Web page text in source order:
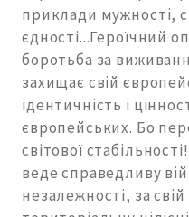
приклади мужності,
єдності...Героїчний
боротьба за
захищає свій
ідентичність і
європейських. Бо
світової
веде справедливу
незалежності, за свій